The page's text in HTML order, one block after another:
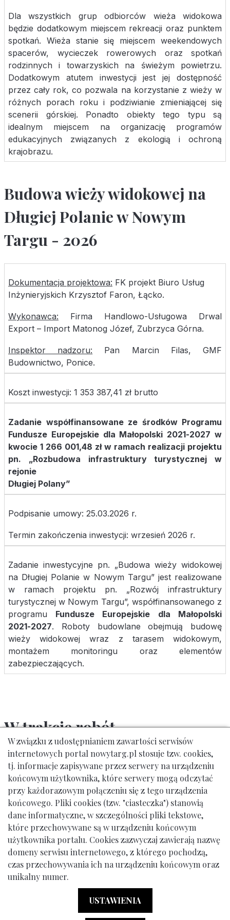
Dla wszystkich grup odbiorców wieża widokowa
będzie dodatkowym miejscem rekreacji oraz punktem
spotkań. Wieża stanie się miejscem weekendowych
spacerów, wycieczek rowerowych oraz spotkań
rodzinnych i towarzyskich na świeżym powietrzu.
Dodatkowym atutem inwestycji jest jej dostępność
przez cały rok, co pozwala na korzystanie z wieży w
różnych porach roku i podziwianie zmieniającej się
scenerii górskiej. Ponadto obiekty tego typu są
idealnym miejscem na organizację programów
edukacyjnych związanych z ekologią i ochroną
krajobrazu.
Budowa wieży widokowej na
Długiej Polanie w Nowym
Targu - 2026
Dokumentacja projektowa: FK projekt Biuro Usług
Inżynieryjskich Krzysztof Faron, Łącko.
Wykonawca: Firma Handlowo-Usługowa Drwal
Export – Import Matonog Józef, Zubrzyca Górna.
Inspektor nadzoru: Pan Marcin Filas, GMF
Budownictwo, Ponice.
Koszt inwestycji: 1 353 387,41 zł brutto
Zadanie współfinansowane ze środków Programu
Fundusze Europejskie dla Małopolski 2021-2027 w
kwocie 1 266 001,48 zł w ramach realizacji projektu
pn. „Rozbudowa infrastruktury turystycznej w
rejonie
Długiej Polany”
Podpisanie umowy: 25.03.2026 r.
Termin zakończenia inwestycji: wrzesień 2026 r.
Zadanie inwestycyjne pn. „Budowa wieży widokowej
na Długiej Polanie w Nowym Targu” jest realizowane
w ramach projektu pn. „Rozwój infrastruktury
turystycznej w Nowym Targu”, współfinansowanego z
programu Fundusze Europejskie dla Małopolski
2021-2027. Roboty budowlane obejmują budowę
wieży widokowej wraz z tarasem widokowym,
montażem monitoringu oraz elementów
zabezpieczających.
W trakcie robót
Urząd Miasta Nowy Targ: ul. Krzywa 1, tel. 18 261 12 00
W związku z udostępnianiem zawartości serwisów
internetowych portal nowytarg.pl stosuje tzw. cookies,
tj. informacje zapisywane przez serwery na urządzeniu
końcowym użytkownika, które serwery mogą odczytać
przy każdorazowym połączeniu się z tego urządzenia
końcowego. Pliki cookies (tzw. "ciasteczka") stanowią
dane informatyczne, w szczególności pliki tekstowe,
które przechowywane są w urządzeniu końcowym
użytkownika portalu. Cookies zazwyczaj zawierają nazwę
domeny serwisu internetowego, z którego pochodzą,
czas przechowywania ich na urządzeniu końcowym oraz
unikalny numer.
USTAWIENIA